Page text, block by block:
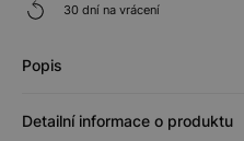
30 dní na vrácení
Popis
Detailní informace o produktu